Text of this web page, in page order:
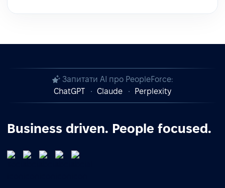
Запитати AI про PeopleForce:
ChatGPT
Claude Perplexity
Business driven. People focused.